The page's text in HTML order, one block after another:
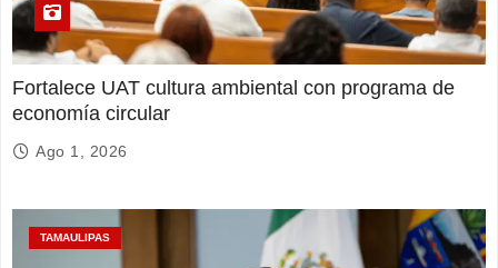
Fortalece UAT cultura ambiental con programa de
economía circular
Ago 1, 2026
TAMAULIPAS